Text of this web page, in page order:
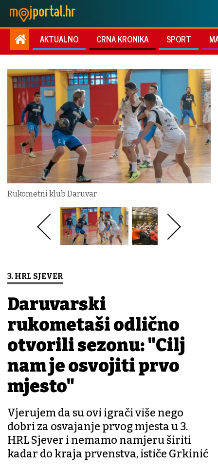
AKTUALNO CRNA KRONIKA SPORT
Rukometni klub Daruvar
3. HRL SJEVER
Daruvarski
rukometaši odlično
otvorili sezonu: "Cilj
nam je osvojiti prvo
mjesto"
Vjerujem da su ovi igrači više nego
dobri za osvajanje prvog mjesta u 3.
HRL Sjever i nemamo namjeru širiti
kadar do kraja prvenstva, ističe Grkinić